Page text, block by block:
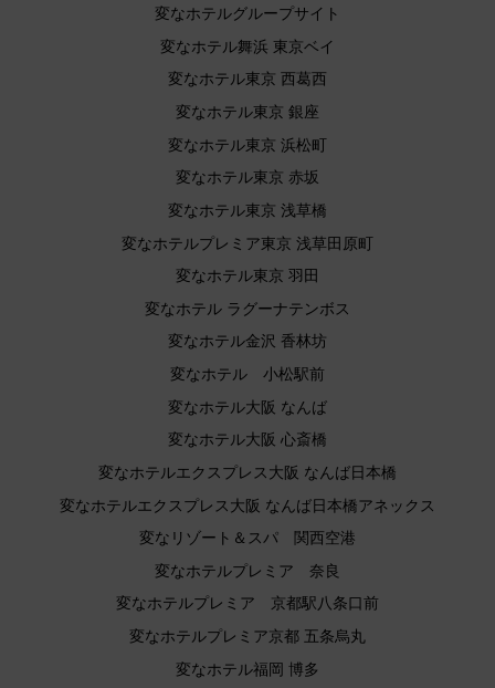
変なホテルグループサイト
変なホテル舞浜 東京ベイ
変なホテル東京 西葛西
変なホテル東京 銀座
変なホテル東京 浜松町
変なホテル東京 赤坂
変なホテル東京 浅草橋
変なホテルプレミア東京 浅草田原町
変なホテル東京 羽田
変なホテル ラグーナテンボス
変なホテル金沢 香林坊
変なホテル 小松駅前
変なホテル大阪 なんば
変なホテル大阪 心斎橋
変なホテルエクスプレス大阪 なんば日本橋
変なホテルエクスプレス大阪 なんば日本橋アネックス
変なリゾート＆スパ 関西空港
変なホテルプレミア 奈良
変なホテルプレミア 京都駅八条口前
変なホテルプレミア京都 五条烏丸
変なホテル福岡 博多